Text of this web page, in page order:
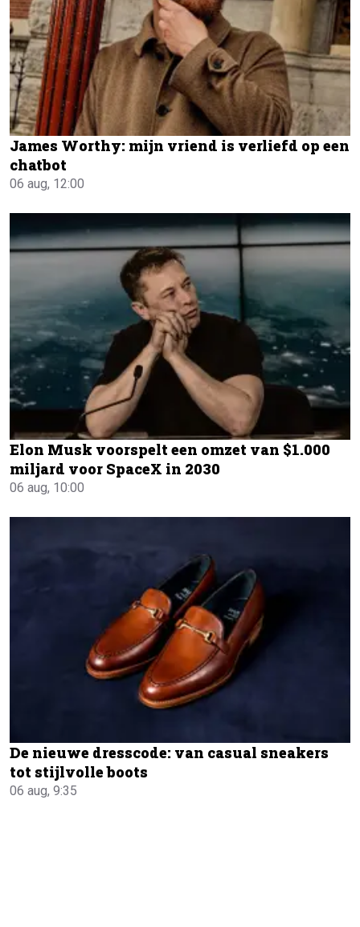
James Worthy: mijn vriend is verliefd op een
chatbot
06 aug, 12:00
Elon Musk voorspelt een omzet van $1.000
miljard voor SpaceX in 2030
06 aug, 10:00
De nieuwe dresscode: van casual sneakers
tot stijlvolle boots
06 aug, 9:35